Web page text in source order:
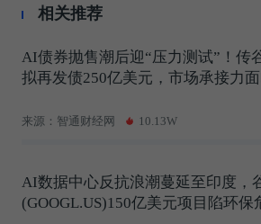
相关推荐
AI债券抛售潮后迎“压力测试”！传
拟再发债250亿美元，市场承接力
来源：智通财经网 10.13W
AI数据中心反抗浪潮蔓延至印度，
(GOOGL.US)150亿美元项目陷环保